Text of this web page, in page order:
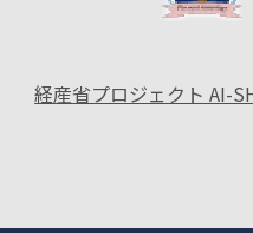
経産省プロジェクト AI-